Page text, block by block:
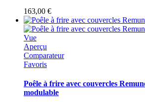
163,00 €
Vue
Aperçu
Comparateur
Favoris
Poêle à frire avec couvercles
modulable